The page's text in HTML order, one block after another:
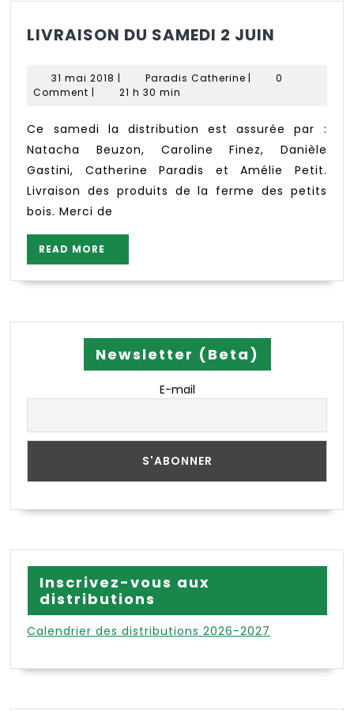
LIVRAISON DU SAMEDI 2 JUIN
SAMEDI
31 mai 2018 31
mai
| Paradis CatherineParadis
|
0
Comment | 21 h 30 min
Ce samedi la distribution est assurée par :
Natacha Beuzon, Caroline Finez, Danièle
Gastini, Catherine Paradis et Amélie Petit.
Livraison des produits de la ferme des petits
bois. Merci de
READ MORE
MORE
Newsletter (Beta)
E-mail
Inscrivez-vous aux
distributions
Calendrier des distributions 2026-2027